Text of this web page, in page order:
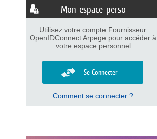
Mon espace perso
Utilisez votre compte Fournisseur
OpenIDConnect Arpege pour accéder à
votre espace personnel
Se Connecter
Comment se connecter ?